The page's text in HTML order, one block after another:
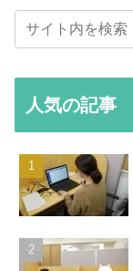
人気の記事